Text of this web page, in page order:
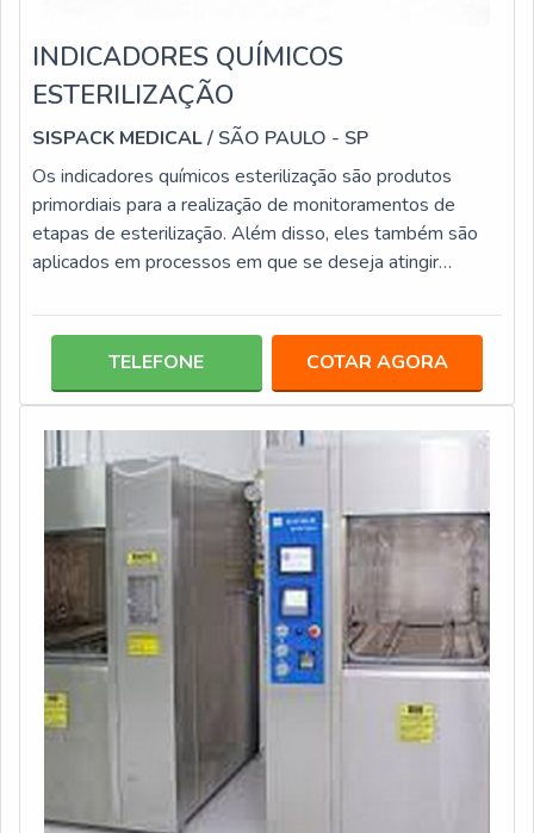
INDICADORES QUÍMICOS
ESTERILIZAÇÃO
SISPACK MEDICAL/ SÃO PAULO - SP
Os indicadores químicos esterilização são produtos
primordiais para a realização de monitoramentos de
etapas de esterilização. Além disso, eles também são
aplicados em processos em que se deseja atingir
indicadores químicos. A seguir, veja algumas delas:
indicadores químicos de processo são aplicados em
materiais como embalagens, por exemplo; Indicadores
de ensaios determinados: são indicadores
TELEFONE COTAR AGORA